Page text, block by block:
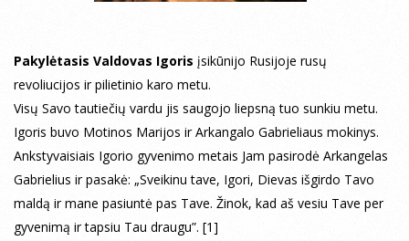
Pakylėtasis Valdovas Igoris įsikūnijo Rusijoje rusų
revoliucijos ir pilietinio karo metu.
Visų Savo tautiečių vardu jis saugojo liepsną tuo sunkiu metu.
Igoris buvo Motinos Marijos ir Arkangalo Gabrieliaus mokinys.
Ankstyvaisiais Igorio gyvenimo metais Jam pasirodė Arkangelas
Gabrielius ir pasakė: „Sveikinu tave, Igori, Dievas išgirdo Tavo
maldą ir mane pasiuntė pas Tave. Žinok, kad aš vesiu Tave per
gyvenimą ir tapsiu Tau draugu”. [1]